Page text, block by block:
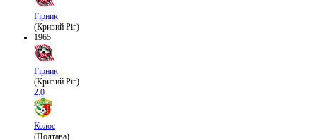
Гірник
(Кривий Ріг)
1965
Гірник
(Кривий Ріг)
2:0
Колос
(Полтава)